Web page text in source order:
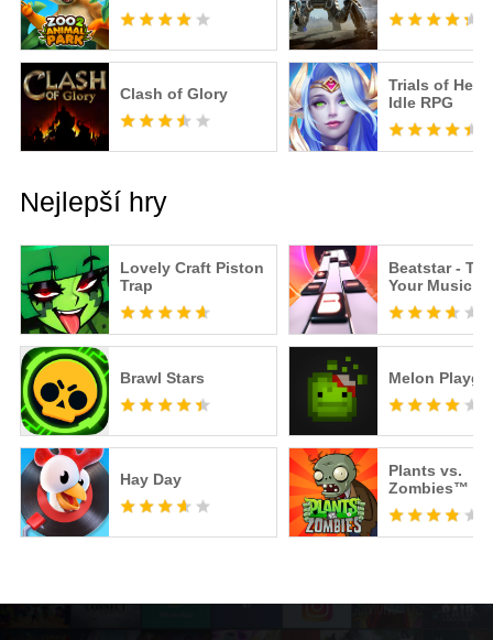
Clash of Glory
Trials of
Idle RPG
Nejlepší hry
Lovely Craft Piston
Trap
Brawl Stars
Hay Day
Beatstar -
Your Music
Melon
Plants vs.
Zombies™